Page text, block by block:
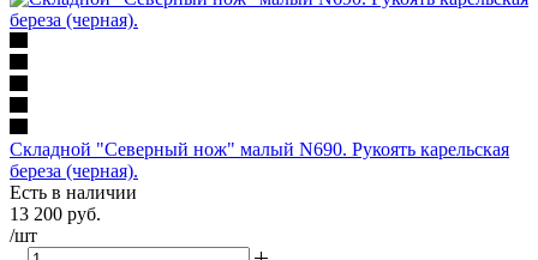
Cкладной "Северный нож" малый N690. Рукоять карельская
береза (черная).
Есть в наличии
13 200 руб.
/шт